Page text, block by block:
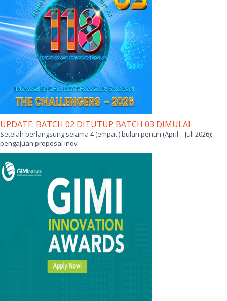
UPDATE: BATCH 02 DITUTUP BATCH 03 DIMULAI
Setelah berlangsung selama 4 (empat ) bulan penuh (April – Juli 2026);
pengajuan proposal inov